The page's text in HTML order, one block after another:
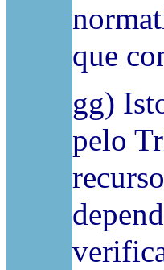
que
gg)
pelo